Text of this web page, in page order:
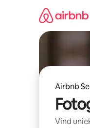
Airbnb
Vind